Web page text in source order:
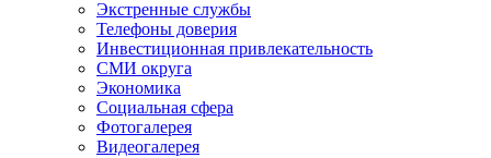
Экстренные службы
Телефоны доверия
Инвестиционная привлекательность
СМИ округа
Экономика
Социальная сфера
Фотогалерея
Видеогалерея